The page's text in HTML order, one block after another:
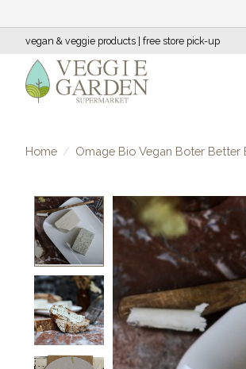
vegan & veggie products | free store pick-up
Home / Omage Bio Vegan Boter Better
Product image